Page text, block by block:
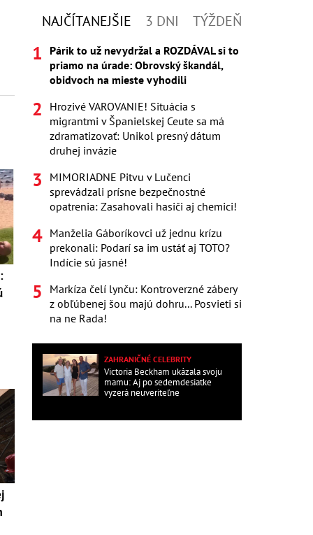
NAJČÍTANEJŠIE 3 DNI TÝŽDEŇ
Párik to už nevydržal a ROZDÁVAL si to
priamo na úrade: Obrovský škandál,
obidvoch na mieste vyhodili
Hrozivé VAROVANIE! Situácia s
migrantmi v Španielskej Ceute sa má
zdramatizovať: Unikol presný dátum
druhej invázie
MIMORIADNE Pitvu v Lučenci
sprevádzali prísne bezpečnostné
opatrenia: Zasahovali hasiči aj chemici!
Manželia Gáboríkovci už jednu krízu
prekonali: Podarí sa im ustáť aj TOTO?
Indície sú jasné!
Markíza čelí lynču: Kontroverzné zábery
z obľúbenej šou majú dohru... Posvieti si
na ne Rada!
ZAHRANIČNÉ CELEBRITY
Victoria Beckham ukázala svoju
mamu: Aj po sedemdesiatke
vyzerá neuveriteľne